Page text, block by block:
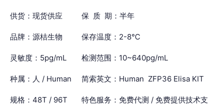
供货：现货供应 保 质 期：半年
品牌：源桔生物 保存温度：2-8℃
灵敏度：5pg/mL 检测范围：10~640pg/mL
种属：人 / Human 简索英文：Human ZFP36 Elisa KIT
规格：48T / 96T
特色服务：免费代测 / 免费提供技术支